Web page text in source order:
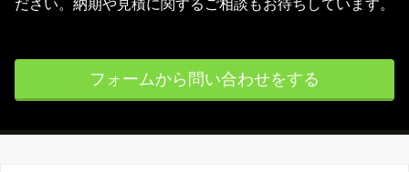
ださい。納期や見積に関するご相談もお待ちしています。
フォームから問い合わせをする